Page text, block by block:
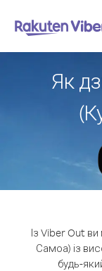
Як
Із Viber Out
Самоа) із
будь-